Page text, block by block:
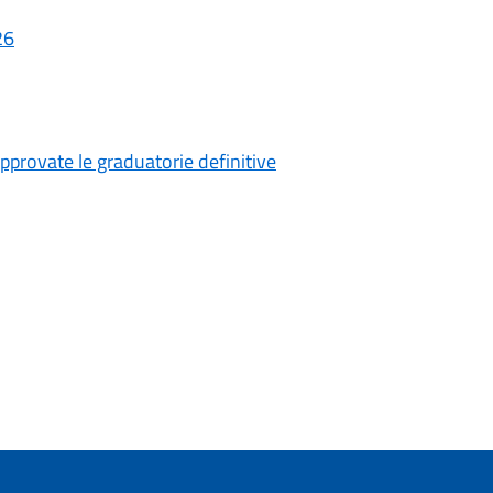
le graduatorie definitive